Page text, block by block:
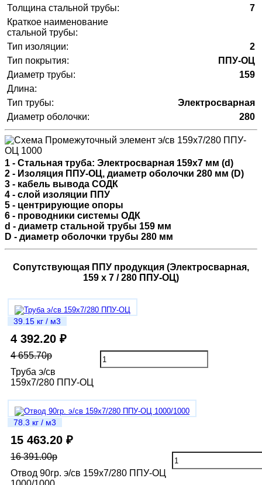
Толщина стальной трубы:
7
Краткое наименование
стальной трубы:
Тип изоляции:
2
Тип покрытия:
ППУ-ОЦ
Диаметр трубы:
159
Длина:
Тип трубы:
Электросварная
Диаметр оболочки:
280
1 - Стальная труба: Электросварная 159х7 мм (d)
2 - Изоляция ППУ-ОЦ, диаметр оболочки 280 мм (D)
3 - кабель вывода СОДК
4 - слой изоляции ППУ
5 - центрирующие опоры
6 - проводники системы ОДК
d - диаметр стальной трубы 159 мм
D - диаметр оболочки трубы 280 мм
Сопутствующая ППУ продукция (Электросварная,
159 х 7 / 280 ППУ-ОЦ)
39.15 кг / м3
4 392.20 ₽
4 655.70р
Труба э/св
159х7/280 ППУ-ОЦ
78.3 кг / м3
15 463.20 ₽
16 391.00р
Отвод 90гр. э/св 159х7/280 ППУ-ОЦ